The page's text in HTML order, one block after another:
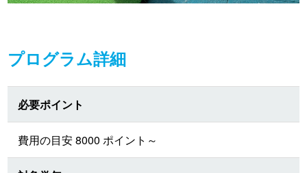
プログラム詳細
必要ポイント
費用の目安 8000 ポイント～